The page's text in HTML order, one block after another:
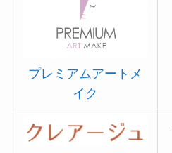
プレミアムアートメ
イク